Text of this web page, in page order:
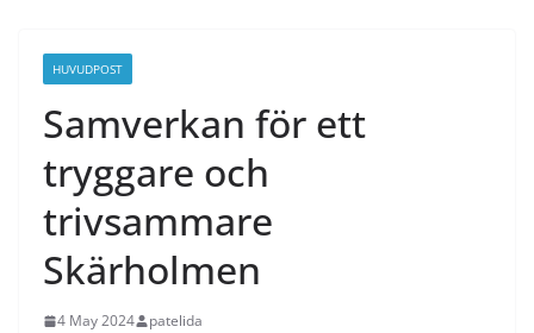
HUVUDPOST
Samverkan för ett
tryggare och
trivsammare
Skärholmen
4 May 2024 patelida